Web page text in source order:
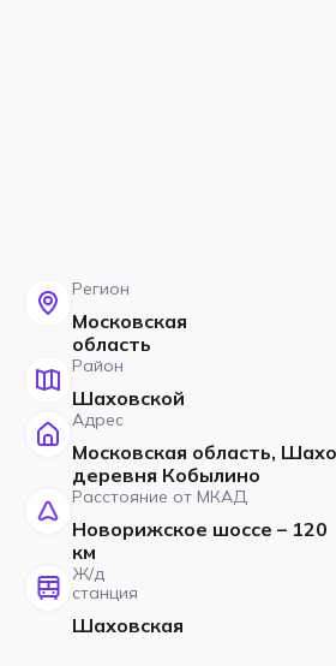
Регион
Московская
область
Район
Шаховской
Адрес
Московская область,
деревня Кобылино
Расстояние от МКАД
Новорижское шоссе – 120
км
Ж/д
станция
Шаховская